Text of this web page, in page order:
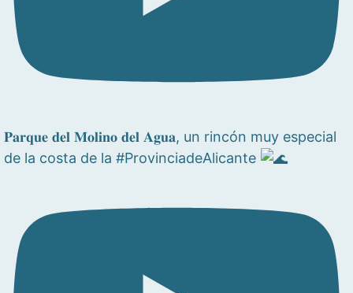
𝐏𝐚𝐫𝐪𝐮𝐞 𝐝𝐞𝐥 𝐌𝐨𝐥𝐢𝐧𝐨 𝐝𝐞𝐥 𝐀𝐠𝐮𝐚, un rincón muy especial
de la costa de la #ProvinciadeAlicante